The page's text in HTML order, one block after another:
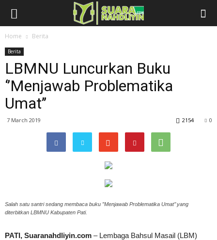
Home Berita
Berita
LBMNU Luncurkan Buku
‘’Menjawab Problematika
Umat’’
7 March 2019 0
2154
Salah satu santri sedang membaca buku ”Menjawab Problematika Umat’’ yang
diterbitkan LBMNU Kabupaten Pati.
PATI, Suaranahdliyin.com – Lembaga Bahsul Masail (LBM)